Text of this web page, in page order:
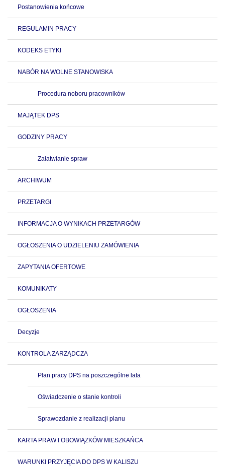
Postanowienia końcowe
REGULAMIN PRACY
KODEKS ETYKI
NABÓR NA WOLNE STANOWISKA
Procedura noboru pracowników
MAJĄTEK DPS
GODZINY PRACY
Załatwianie spraw
ARCHIWUM
PRZETARGI
INFORMACJA O WYNIKACH PRZETARGÓW
OGŁOSZENIA O UDZIELENIU ZAMÓWIENIA
ZAPYTANIA OFERTOWE
KOMUNIKATY
OGŁOSZENIA
Decyzje
KONTROLA ZARZĄDCZA
Plan pracy DPS na poszczególne lata
Oświadczenie o stanie kontroli
Sprawozdanie z realizacji planu
KARTA PRAW I OBOWIĄZKÓW MIESZKAŃCA
WARUNKI PRZYJĘCIA DO DPS W KALISZU